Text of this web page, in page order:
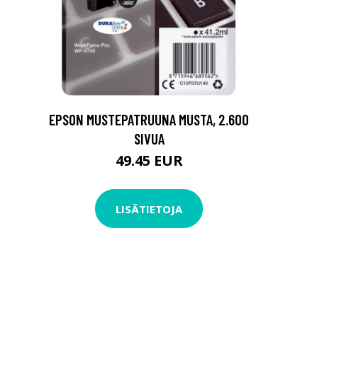
EPSON MUSTEPATRUUNA MUSTA, 2.600
SIVUA
49.45 EUR
LISÄTIETOJA